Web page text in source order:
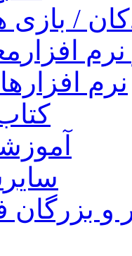
/
افزار
نرم
سایر
و بزرگان